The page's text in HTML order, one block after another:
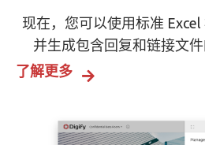
现在，您可以使用标准 Excel
并生成包含回复和链接文
了解更多